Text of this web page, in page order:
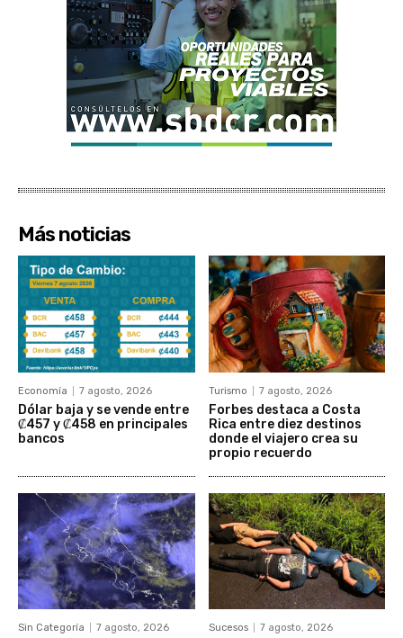
Más noticias
Economía 7 agosto, 2026
Dólar baja y se vende entre
₡457 y ₡458 en principales
bancos
Turismo 7 agosto, 2026
Forbes destaca a Costa
Rica entre diez destinos
donde el viajero crea su
propio recuerdo
Sin Categoría 7 agosto, 2026 Sucesos 7 agosto, 2026